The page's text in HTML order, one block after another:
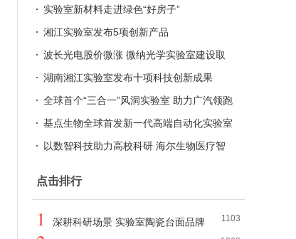
的“魔法棒”
实验室新材料走进绿色“好房子”
湘江实验室发布5项创新产品
波长光电股价微涨 微纳光学实验室建设取
得进展
湖南湘江实验室发布十项科技创新成果
全球首个“三合一”风洞实验室 助力广汽领跑
空气动力学领域
基点生物全球首发新一代高端自动化实验室
冰箱
以数智科技助力高校科研 海尔生物医疗智
点击排行
1103
1
深耕科研场景 实验室陶瓷台面品牌